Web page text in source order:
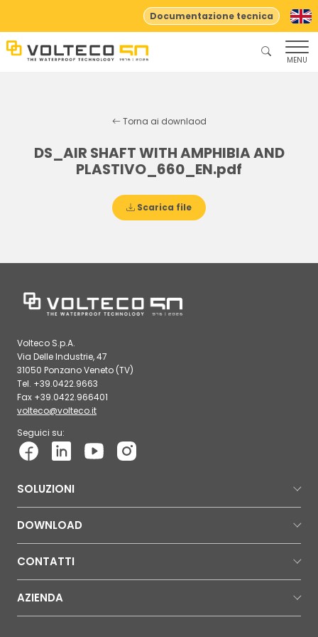
Documentazione tecnica
MENU
Torna ai downlaod
DS_AIR SHAFT WITH AMPHIBIA AND
PLASTIVO_660_EN.pdf
Scarica file
Volteco S.p.A.
Via Delle Industrie, 47
31050 Ponzano Veneto (TV)
Tel. +39.0422.9663
Fax +39.0422.966401
volteco@volteco.it
Seguici su:
SOLUZIONI
DOWNLOAD
CONTATTI
AZIENDA